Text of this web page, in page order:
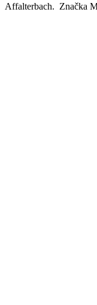
Affalterbach. Značka